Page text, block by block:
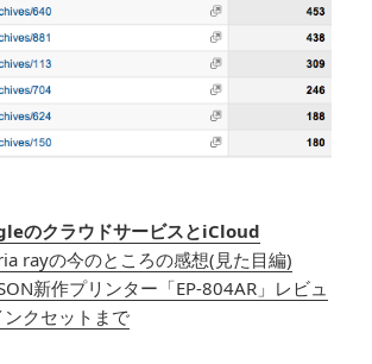
のクラウドサービスとiCloud
rayの今のところの感想(見た目編)
新作プリンター「EP-804AR」レビュ
クセットまで